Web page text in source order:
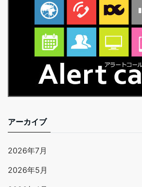
アーカイブ
2026年7月
2026年5月